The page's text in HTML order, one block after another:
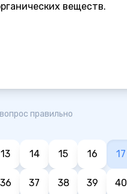
веществ.
правильно
13 14 15 16 17
36 37 38 39 40